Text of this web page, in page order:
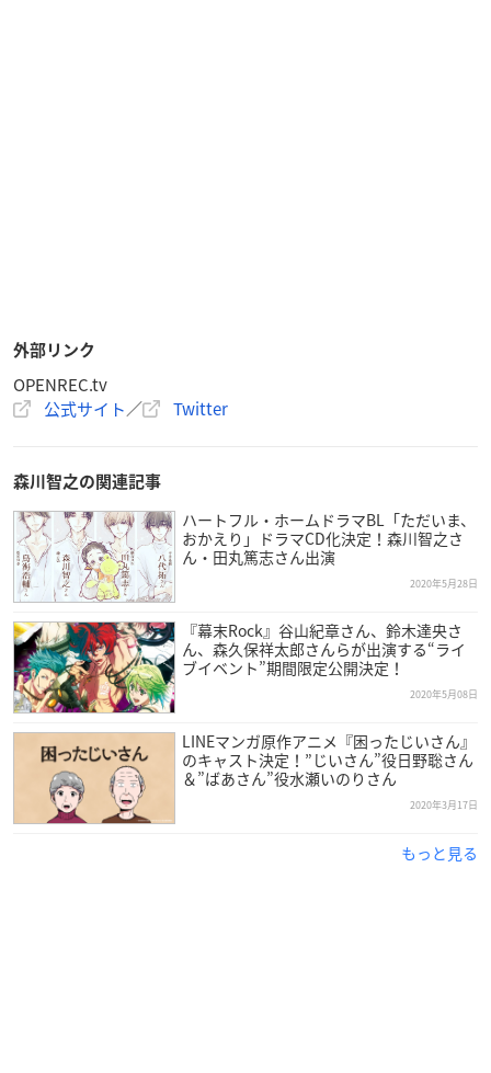
外部リンク
OPENREC.tv
公式サイト／ Twitter
森川智之の関連記事
ハートフル・ホームドラマBL「ただいま、
おかえり」ドラマCD化決定！森川智之さ
ん・田丸篤志さん出演
2020年5月28日
『幕末Rock』谷山紀章さん、鈴木達央さ
ん、森久保祥太郎さんらが出演する“ライ
ブイベント”期間限定公開決定！
2020年5月08日
LINEマンガ原作アニメ『困ったじいさん』
のキャスト決定！”じいさん”役日野聡さん
＆”ばあさん”役水瀬いのりさん
2020年3月17日
もっと見る